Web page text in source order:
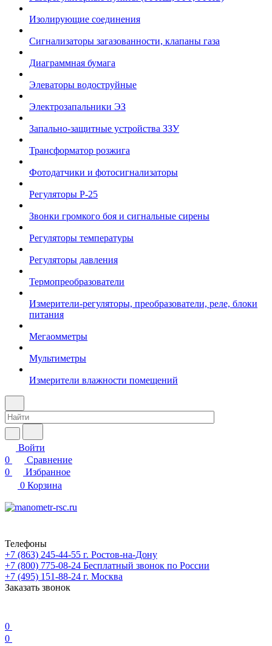
Изолирующие соединения
Сигнализаторы загазованности, клапаны газа
Диаграммная бумага
Элеваторы водоструйные
Электрозапальники ЭЗ
Запально-защитные устройства ЗЗУ
Трансформатор розжига
Фотодатчики и фотосигнализаторы
Регуляторы Р-25
Звонки громкого боя и сигнальные сирены
Регуляторы температуры
Регуляторы давления
Термопреобразователи
Измерители-регуляторы, преобразователи, реле, блоки
питания
Мегаомметры
Мультиметры
Измерители влажности помещений
Войти
0
Сравнение
0
Избранное
0 Корзина
Телефоны
+7 (863) 245-44-55 г. Ростов-на-Дону
+7 (800) 775-08-24 Бесплатный звонок по России
+7 (495) 151-88-24 г. Москва
Заказать звонок
0
0